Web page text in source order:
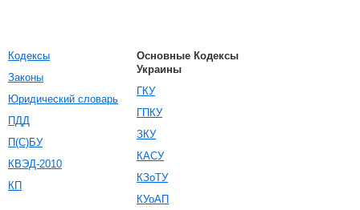
Кодексы
Законы
Юридический словарь
ПДД
П(С)БУ
КВЭД-2010
КП
Основные Кодексы
Украины
ГКУ
ГПКУ
ЗКУ
КАСУ
КЗоТУ
КУоАП